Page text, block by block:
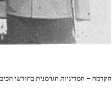
הקדמה – המדיניות הגרמנית בחודשי